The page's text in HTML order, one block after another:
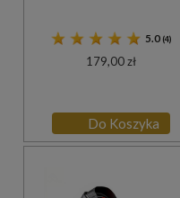
5.0 (4)
179,00 zł
Do Koszyka